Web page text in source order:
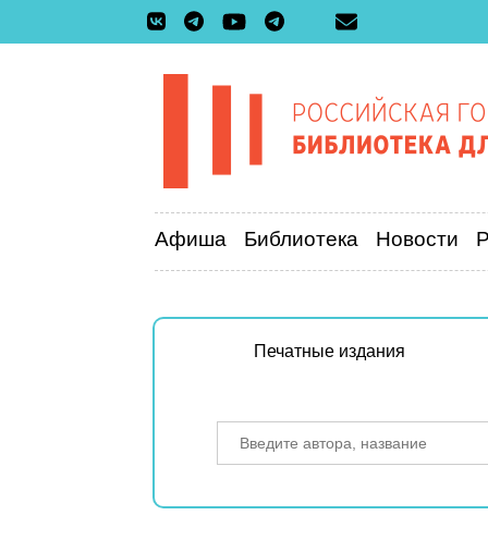
Афиша Библиотека Новости
Печатные издания